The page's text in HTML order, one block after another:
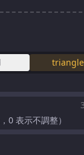
triangle
0 表示不調整）